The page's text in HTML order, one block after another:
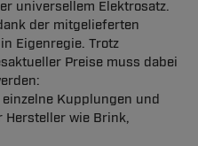
universellem Elektrosatz.
der mitgelieferten
Eigenregie. Trotz
Preise muss dabei
Kupplungen und
wie Brink,